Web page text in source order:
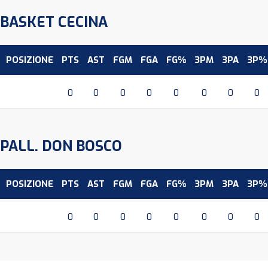
BASKET CECINA
POSIZIONE PTS AST FGM FGA FG% 3PM 3PA 3P%
0 0 0 0 0 0 0 0
PALL. DON BOSCO
POSIZIONE PTS AST FGM FGA FG% 3PM 3PA 3P%
0 0 0 0 0 0 0 0